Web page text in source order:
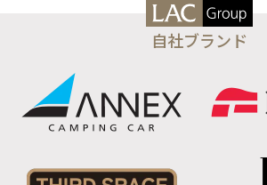
自社ブランド